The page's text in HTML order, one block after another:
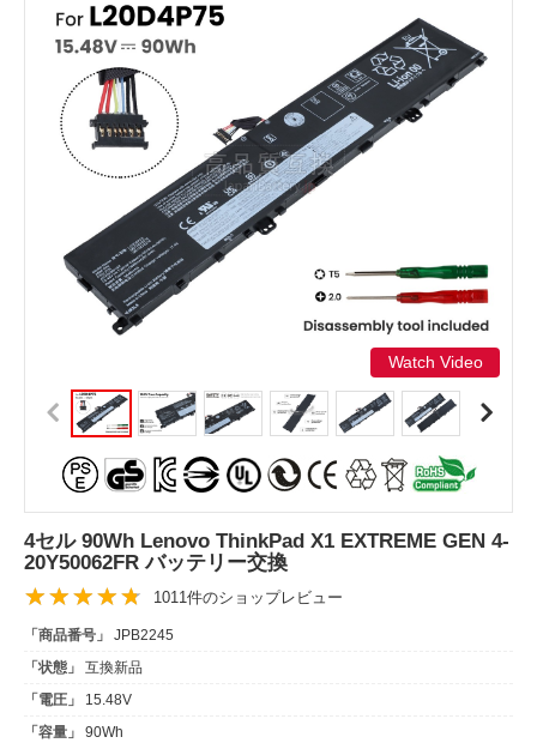
Watch Video
4セル 90Wh Lenovo ThinkPad X1 EXTREME GEN 4-
20Y50062FR バッテリー交換
1011件のショップレビュー
「商品番号」
JPB2245
「状態」
互換新品
「電圧」
15.48V
「容量」
90Wh